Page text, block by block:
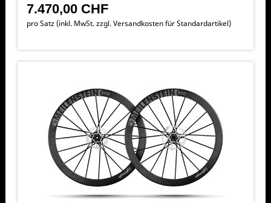
erhöht werden – lange Ausfahrten werden somit noch
effizienter.
7.470,00 CHF
pro Satz (inkl. MwSt. zzgl.Versandkosten für Standardartikel)